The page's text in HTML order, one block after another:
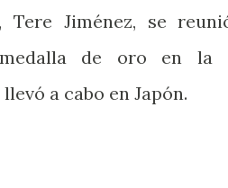
Tere Jiménez, se
de oro en la
a cabo en Japón.